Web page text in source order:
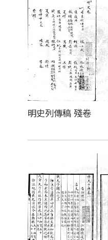
明史列傳稿 殘卷